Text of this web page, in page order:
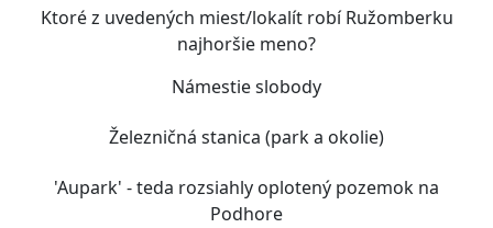
Ktoré z uvedených miest/lokalít robí Ružomberku
najhoršie meno?
Námestie slobody
Železničná stanica (park a okolie)
'Aupark' - teda rozsiahly oplotený pozemok na
Podhore